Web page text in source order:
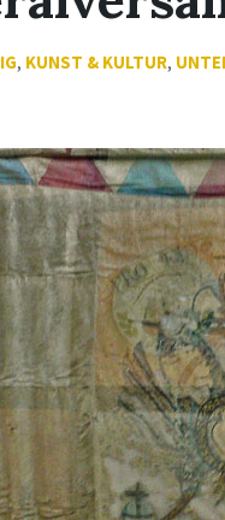
, KUNST & KULTUR,